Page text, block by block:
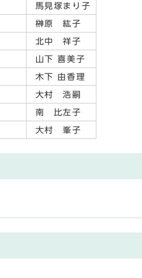
馬見塚まり子
榊原 紘子
北中 祥子
山下 喜美子
木下 由香理
大村 浩嗣
南 比左子
大村 峯子